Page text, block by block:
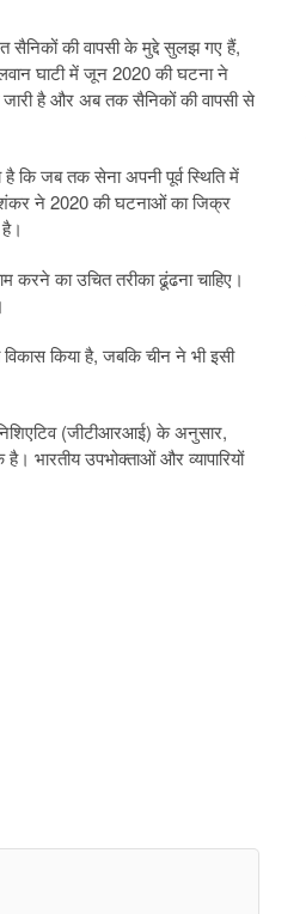
सैनिकों की वापसी के मुद्दे सुलझ गए हैं,
घाटी में जून 2020 की घटना ने
जारी है और अब तक सैनिकों की वापसी से
है कि जब तक सेना अपनी पूर्व स्थिति में
ने 2020 की घटनाओं का जिक्र
का उचित तरीका ढूंढना चाहिए।
किया है, जबकि चीन ने भी इसी
(जीटीआरआई) के अनुसार,
भारतीय उपभोक्ताओं और व्यापारियों